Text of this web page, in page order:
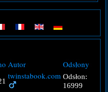
Autor
Odsłony
twinstabook.com Odsłon:
16999